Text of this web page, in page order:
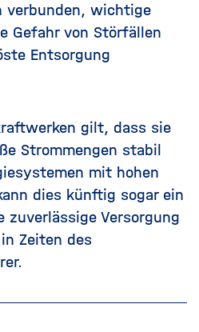
verbunden, wichtige
Gefahr von Störfällen
Entsorgung
gilt, dass sie
Strommengen stabil
mit hohen
dies künftig sogar ein
zuverlässige Versorgung
Zeiten des